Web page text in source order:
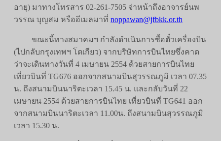
อายุ) มาทางโทรสาร 02-261-7505 จ่าหน้าถึงอาจารย์นพ
วรรณ บุญสม หรืออีเมลมาที่ noppawan@jfbkk.or.th
ขณะนี้ทางสมาคมฯ กำลังดำเนินการซื้อตั๋วเครื่องบิน
(ไปกลับกรุงเทพฯ โตเกียว) จากบริษัทการบินไทยซึ่งคาด
ว่าจะเดินทางวันที่ 4 เมษายน 2554 ด้วยสายการบินไทย
เที่ยวบินที่ TG676 ออกจากสนามบินสุวรรณภูมิ เวลา 07.35
น. ถึงสนามบินนาริตะเวลา 15.45 น. และกลับวันที่ 22
เมษายน 2554 ด้วยสายการบินไทย เที่ยวบินที่ TG641 ออก
จากสนามบินนาริตะเวลา 11.00น. ถึงสนามบินสุวรรณภูมิ
เวลา 15.30 น.